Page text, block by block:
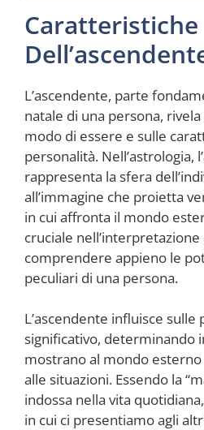
Caratteristiche
L’ascendente, parte
natale di una persona,
modo di essere e sulle
personalità. Nell’astrologia,
rappresenta la sfera
all’immagine che proietta
in cui affronta il mondo
cruciale
comprendere appieno le
peculiari di una persona.
L’ascendente influisce
significativo, determinando
mostrano al mondo
alle situazioni. Essendo la
indossa nella vita
in cui ci presentiamo agli